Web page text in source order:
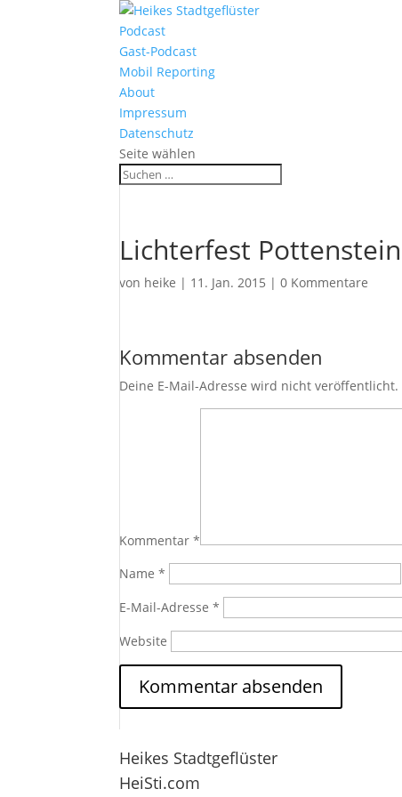
Podcast
Gast-Podcast
Mobil Reporting
About
Impressum
Datenschutz
Seite wählen
Lichterfest Pottenstein
von heike | 11. Jan. 2015 |0 Kommentare
Kommentar absenden
Deine E-Mail-Adresse wird nicht veröffentlicht.
Kommentar*
Name*
E-Mail-Adresse*
Website
Heikes Stadtgeflüster
HeiSti.com